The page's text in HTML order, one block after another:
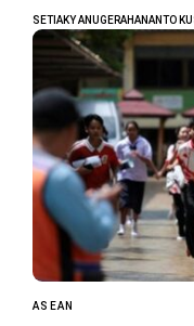
SETIAKY ANUGERAHANANTO
ASEAN